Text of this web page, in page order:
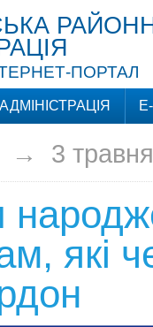
ПОРТАЛ
АДМІНІСТРАЦІЯ
→ 3
які